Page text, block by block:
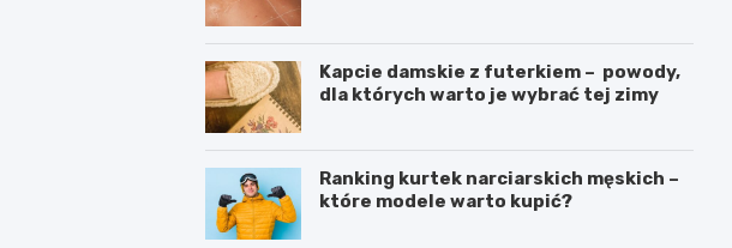
Kapcie damskie z futerkiem – powody,
dla których warto je wybrać tej zimy
Ranking kurtek narciarskich męskich –
które modele warto kupić?